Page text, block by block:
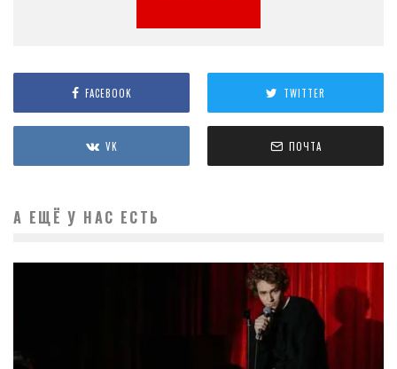
FACEBOOK TWITTER
VK ПОЧТА
А ЕЩЁ У НАС ЕСТЬ